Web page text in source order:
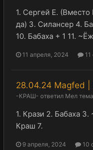
1. Сергей Е.
да) 3. Силансер 4.
10. Бабаха + 1 11.
11 апреля, 2024 11
28.04.24 Magfed |
-КРАШ- ответил Мел
1. Крази 2. Бабаха
Краш 7.
9 апреля, 2024 10